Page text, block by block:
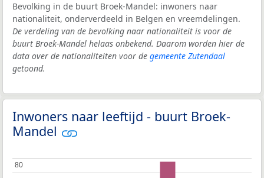
Bevolking in de buurt Broek-Mandel: inwoners naar
nationaliteit, onderverdeeld in Belgen en vreemdelingen.
De verdeling van de bevolking naar nationaliteit is voor de
buurt Broek-Mandel helaas onbekend. Daarom worden hier de
data over de nationaliteiten voor de gemeente Zutendaal
getoond.
Inwoners naar leeftijd - buurt Broek-
Mandel
80
80